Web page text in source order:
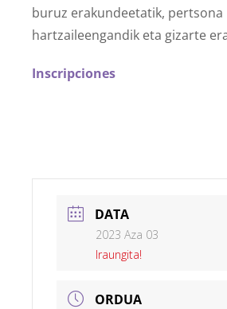
buruz erakundeetatik, pertsona
hartzaileengandik eta gizarte
Inscripciones
DATA
2023 Aza 03
Iraungita!
ORDUA